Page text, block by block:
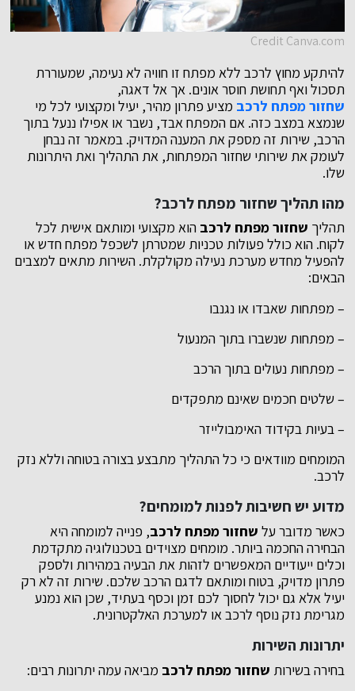
Credit Canva.com
להיתקע מחוץ לרכב ללא מפתח זו חוויה לא נעימה, שמעוררת
תסכול ואף תחושת חוסר אונים. אך אל דאגה,
שחזור מפתח לרכב מציע פתרון מהיר, יעיל ומקצועי לכל מי
שנמצא במצב כזה. אם המפתח אבד, נשבר או אפילו ננעל בתוך
הרכב, שירות זה מספק את המענה המדויק. במאמר זה נבחן
לעומק את שירותי שחזור המפתחות, את התהליך ואת היתרונות
שלו.
מהו תהליך שחזור מפתח לרכב?
תהליך שחזור מפתח לרכב הוא מקצועי ומותאם אישית לכל
לקוח. הוא כולל פעולות טכניות שמטרתן לשכפל מפתח חדש או
להפעיל מחדש מערכת נעילה מקולקלת. השירות מתאים למצבים
הבאים:
– מפתחות שאבדו או נגנבו
– מפתחות שנשברו בתוך המנעול
– מפתחות נעולים בתוך הרכב
– שלטים חכמים שאינם מתפקדים
– בעיות בקידוד האימבולייזר
המומחים מוודאים כי כל התהליך מתבצע בצורה בטוחה וללא נזק
לרכב.
מדוע יש חשיבות לפנות למומחים?
כאשר מדובר על שחזור מפתח לרכב, פנייה למומחה היא
הבחירה החכמה ביותר. מומחים מצוידים בטכנולוגיה מתקדמת
וכלים ייעודיים המאפשרים לזהות את הבעיה במהירות ולספק
פתרון מדויק, בטוח ומותאם לדגם הרכב שלכם. שירות זה לא רק
יעיל אלא גם יכול לחסוך לכם זמן וכסף בעתיד, שכן הוא נמנע
מגרימת נזק נוסף לרכב או למערכת האלקטרונית.
יתרונות השירות
בחירה בשירות שחזור מפתח לרכב מביאה עמה יתרונות רבים: